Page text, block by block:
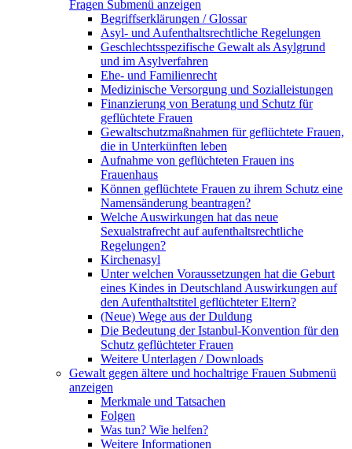
Fragen Submenü anzeigen
Begriffserklärungen / Glossar
Asyl- und Aufenthaltsrechtliche Regelungen
Geschlechtsspezifische Gewalt als Asylgrund
und im Asylverfahren
Ehe- und Familienrecht
Medizinische Versorgung und Sozialleistungen
Finanzierung von Beratung und Schutz für
geflüchtete Frauen
Gewaltschutzmaßnahmen für geflüchtete Frauen,
die in Unterkünften leben
Aufnahme von geflüchteten Frauen ins
Frauenhaus
Können geflüchtete Frauen zu ihrem Schutz eine
Namensänderung beantragen?
Welche Auswirkungen hat das neue
Sexualstrafrecht auf aufenthaltsrechtliche
Regelungen?
Kirchenasyl
Unter welchen Voraussetzungen hat die Geburt
eines Kindes in Deutschland Auswirkungen auf
den Aufenthaltstitel geflüchteter Eltern?
(Neue) Wege aus der Duldung
Die Bedeutung der Istanbul-Konvention für den
Schutz geflüchteter Frauen
Weitere Unterlagen / Downloads
Gewalt gegen ältere und hochaltrige Frauen Submenü
anzeigen
Merkmale und Tatsachen
Folgen
Was tun? Wie helfen?
Weitere Informationen